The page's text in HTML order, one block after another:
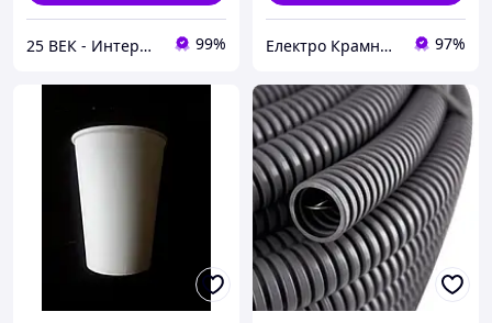
25 ВЕК - Интернет-Магазин: электрический, бензиновый, аккумуляторный инструмент и строительство. 99% Електро Крамниця 97%